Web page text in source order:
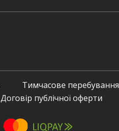
Тимчасове перебування
Договір публічної оферти